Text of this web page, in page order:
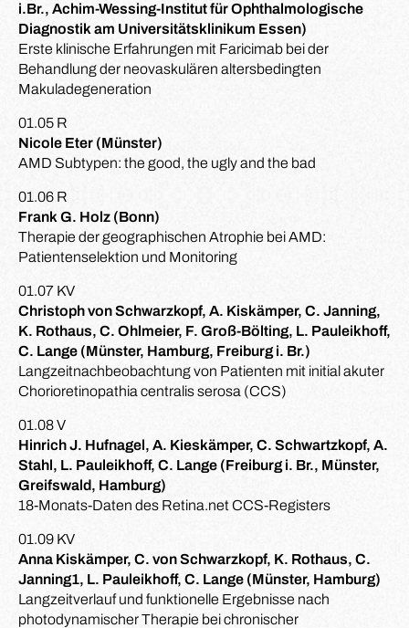
i.Br., Achim-Wessing-Institut für Ophthalmologische
Diagnostik am Universitätsklinikum Essen)
Erste klinische Erfahrungen mit Faricimab bei der
Behandlung der neovaskulären altersbedingten
Makuladegeneration
01.05 R
Nicole Eter (Münster)
AMD Subtypen: the good, the ugly and the bad
01.06 R
Frank G. Holz (Bonn)
Therapie der geographischen Atrophie bei AMD:
Patientenselektion und Monitoring
01.07 KV
Christoph von Schwarzkopf, A. Kiskämper, C. Janning,
K. Rothaus, C. Ohlmeier, F. Groß-Bölting, L. Pauleikhoff,
C. Lange (Münster, Hamburg, Freiburg i. Br.)
Langzeitnachbeobachtung von Patienten mit initial akuter
Chorioretinopathia centralis serosa (CCS)
01.08 V
Hinrich J. Hufnagel, A. Kieskämper, C. Schwartzkopf, A.
Stahl, L. Pauleikhoff, C. Lange (Freiburg i. Br., Münster,
Greifswald, Hamburg)
18-Monats-Daten des Retina.net CCS-Registers
01.09 KV
Anna Kiskämper, C. von Schwarzkopf, K. Rothaus, C.
Janning1, L. Pauleikhoff, C. Lange (Münster, Hamburg)
Langzeitverlauf und funktionelle Ergebnisse nach
photodynamischer Therapie bei chronischer